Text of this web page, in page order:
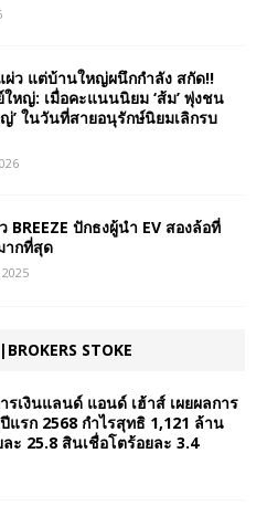
ว แต่บ้านใหญ่ผนึกกำลัง สกัด!!
ใหญ่: เมื่อคะแนนนิยม ‘ส้ม’ พุ่งชน
’ ในวันที่สายอนุรักษ์นิยมเลิกรบ
ปักธงผู้นำ EV สองล้อที่
ากที่สุด
STOKE
รเงินแลนด์ แอนด์ เฮ้าส์ เผยผลการ
แรก 2568 กำไรสุทธิ 1,121 ล้าน
ะ 25.8 สินเชื่อโตร้อยละ 3.4